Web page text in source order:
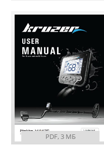
PDF, 3 МБ